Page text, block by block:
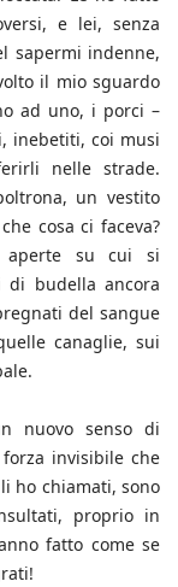
e lei, senza
sapermi indenne,
il mio sguardo
ad uno, i porci –
inebetiti, coi musi
nelle strade.
un vestito
cosa ci faceva?
aperte su cui si
di budella ancora
del sangue
canaglie, sui
nuovo senso di
invisibile che
ho chiamati, sono
proprio in
fatto come se